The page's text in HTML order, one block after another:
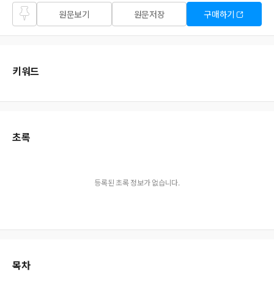
즐겨
찾기
원문보기 원문저장 구매하기
키워드
초록
등록된 초록 정보가 없습니다.
목차